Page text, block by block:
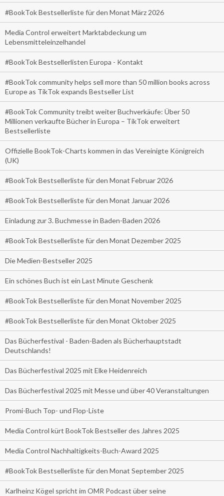
#BookTok Bestsellerliste für den Monat März 2026
Media Control erweitert Marktabdeckung um
Lebensmitteleinzelhandel
#BookTok Bestsellerlisten Europa - Kontakt
#BookTok community helps sell more than 50 million books across
Europe as TikTok expands Bestseller List
#BookTok Community treibt weiter Buchverkäufe: Über 50
Millionen verkaufte Bücher in Europa – TikTok erweitert
Bestsellerliste
Offizielle BookTok-Charts kommen in das Vereinigte Königreich
(UK)
#BookTok Bestsellerliste für den Monat Februar 2026
#BookTok Bestsellerliste für den Monat Januar 2026
Einladung zur 3. Buchmesse in Baden-Baden 2026
#BookTok Bestsellerliste für den Monat Dezember 2025
Die Medien-Bestseller 2025
Ein schönes Buch ist ein Last Minute Geschenk
#BookTok Bestsellerliste für den Monat November 2025
#BookTok Bestsellerliste für den Monat Oktober 2025
Das Bücherfestival - Baden-Baden als Bücherhauptstadt
Deutschlands!
Das Bücherfestival 2025 mit Elke Heidenreich
Das Bücherfestival 2025 mit Messe und über 40 Veranstaltungen
Promi-Buch Top- und Flop-Liste
Media Control kürt BookTok Bestseller des Jahres 2025
Media Control Nachhaltigkeits-Buch-Award 2025
#BookTok Bestsellerliste für den Monat September 2025
Karlheinz Kögel spricht im OMR Podcast über seine